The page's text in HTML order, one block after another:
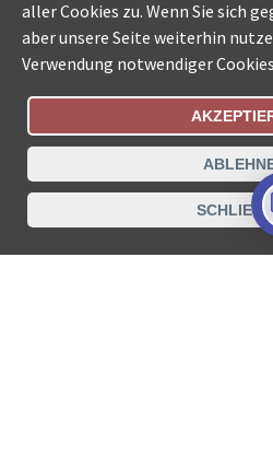
Bestellungsstatus
Datenschutz Impressum
aller Cookies zu. Wenn Sie sich
aber unsere Seite weiterhin
Verwendung notwendiger